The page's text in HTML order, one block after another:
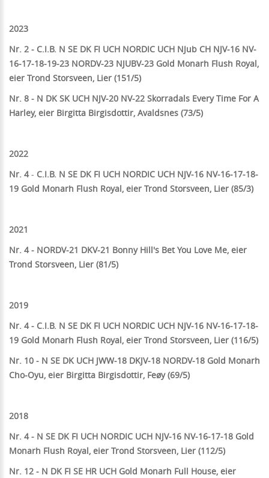
2023
Nr. 2 - C.I.B. N SE DK FI UCH NORDIC UCH NJub CH NJV-16 NV-
16-17-18-19-23 NORDV-23 NJUBV-23 Gold Monarh Flush Royal,
eier Trond Storsveen, Lier (151/5)
Nr. 8 - N DK SK UCH NJV-20 NV-22 Skorradals Every Time For A
Harley, eier Birgitta Birgisdottir, Avaldsnes (73/5)
2022
Nr. 4- C.I.B. N SE DK FI UCH NORDIC UCH NJV-16 NV-16-17-18-
19 Gold Monarh Flush Royal, eier Trond Storsveen, Lier (85/3)
2021
Nr. 4 - NORDV-21 DKV-21 Bonny Hill's Bet You Love Me, eier
Trond Storsveen, Lier (81/5)
2019
Nr. 4 - C.I.B. N SE DK FI UCH NORDIC UCH NJV-16 NV-16-17-18-
19 Gold Monarh Flush Royal, eier Trond Storsveen, Lier (116/5)
Nr. 10 - N SE DK UCH JWW-18 DKJV-18 NORDV-18 Gold Monarh
Cho-Oyu, eier Birgitta Birgisdottir, Feøy (69/5)
2018
Nr. 4 - N SE DK FI UCH NORDIC UCH NJV-16 NV-16-17-18 Gold
Monarh Flush Royal, eier Trond Storsveen, Lier (112/5)
Nr. 12 - N DK FI SE HR UCH Gold Monarh Full House, eier